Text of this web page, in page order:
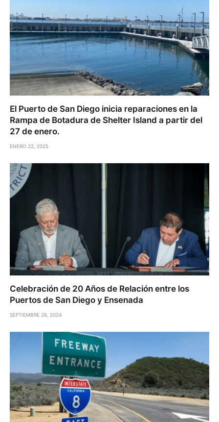
El Puerto de San Diego inicia reparaciones en la
Rampa de Botadura de Shelter Island a partir del
27 de enero.
ENERO 22, 2025
Celebración de 20 Años de Relación entre los
Puertos de San Diego y Ensenada
SEPTIEMBRE 26, 2024